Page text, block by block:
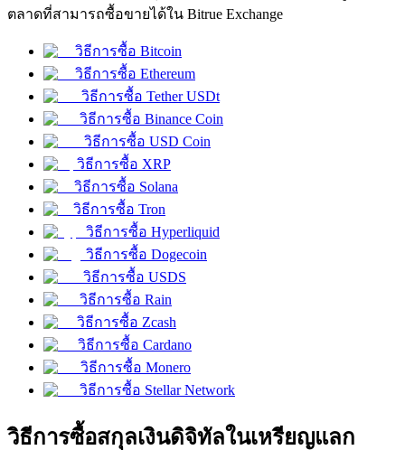
ฟิวเจอร์ส USDC
ฟิวเจอร์สที่ใช้ USDC เป็นหลักประกัน
คัดลอกการซื้อขาย
เข้าร่วมกับเทรดเดอร์ชั้นนำ
ตลาดที่สามารถซื้อขายได้ใน Bitrue Exchange
วิธีการซื้อ Bitcoin
วิธีการซื้อ Ethereum
วิธีการซื้อ Tether USDt
วิธีการซื้อ Binance Coin
วิธีการซื้อ USD Coin
วิธีการซื้อ XRP
วิธีการซื้อ Solana
วิธีการซื้อ Tron
วิธีการซื้อ Hyperliquid
วิธีการซื้อ Dogecoin
วิธีการซื้อ USDS
วิธีการซื้อ Rain
วิธีการซื้อ Zcash
วิธีการซื้อ Cardano
วิธีการซื้อ Monero
วิธีการซื้อ Stellar Network
วิธีการซื้อสกุลเงินดิจิทัลในเหรียญแลก